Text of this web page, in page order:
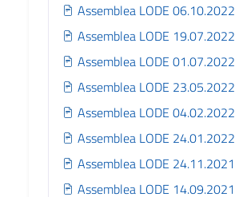
Assemblea LODE 06.10.2022
Assemblea LODE 19.07.2022
Assemblea LODE 01.07.2022
Assemblea LODE 23.05.2022
Assemblea LODE 04.02.2022
Assemblea LODE 24.01.2022
Assemblea LODE 24.11.2021
Assemblea LODE 14.09.2021